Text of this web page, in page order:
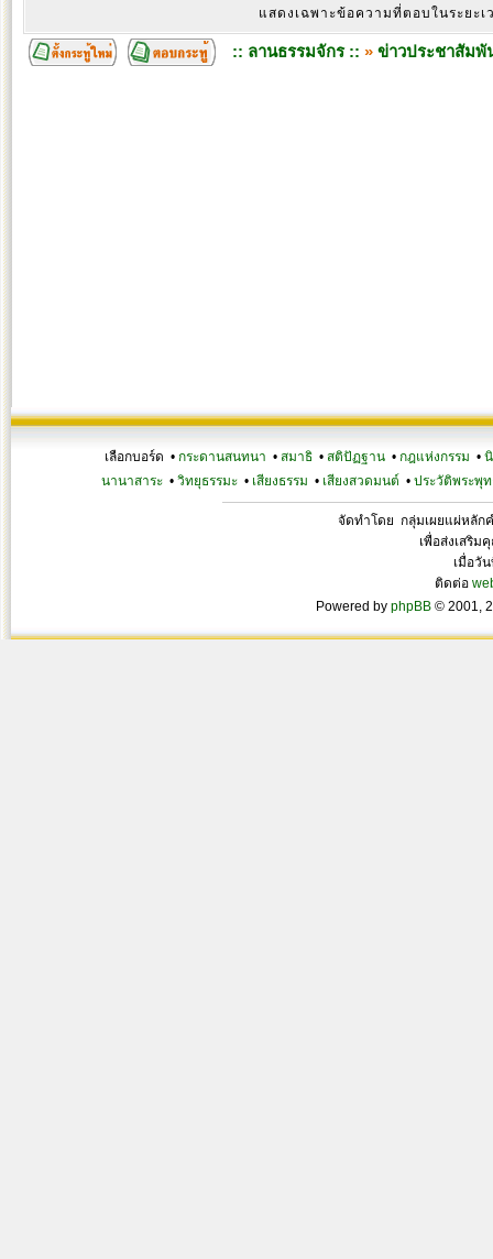
แสดงเฉพาะข้อความที่ตอบในระยะ
:: ลานธรรมจักร :: » ข่าวประชาสัมพั
เลือกบอร์ด • กระดานสนทนา • สมาธิ • สติปัฏฐาน • กฎแห่งกรรม •
นานาสาระ• วิทยุธรรมะ• เสียงธรรม • เสียงสวดมนต์ • ประวัติพระพุท
จัดทำโดย กลุ่มเผยแผ่หลัก
เพื่อส่งเสริม
เมื่อวั
ติดต่อ
Powered by phpBB © 2001,